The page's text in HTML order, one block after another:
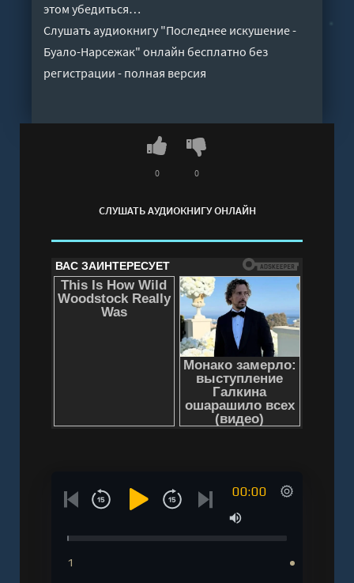
этом убедиться…
Слушать аудиокнигу "Последнее искушение -
Буало-Нарсежак" онлайн бесплатно без
регистрации - полная версия
СЛУШАТЬ АУДИОКНИГУ ОНЛАЙН
0 0
00:00
1